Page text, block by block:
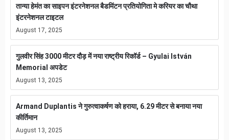
तान्या हेमंत का साइपन इंटरनेशनल बैडमिंटन प्रतियोगिता मे करियर का चौथा
इंटरनेशनल टाइटल
August 17, 2025
गुलवीर सिंह 3000 मीटर दौड़ में नया राष्ट्रीय रिकॉर्ड – Gyulai István
Memorial अपडेट
August 13, 2025
Armand Duplantis ने गुरुत्वाकर्षण को हराया, 6.29 मीटर से बनाया नया
कीर्तिमान
August 13, 2025